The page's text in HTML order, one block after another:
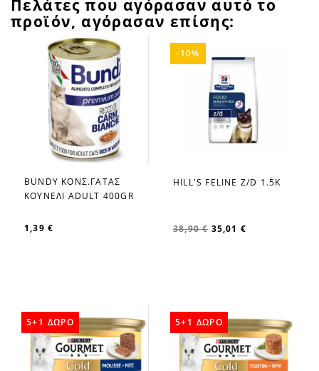
Πελάτες που αγόρασαν αυτό το
προϊόν, αγόρασαν επίσης:
favorite_border
BUNDY ΚΟΝΣ.ΓΑΤΑΣ
ΚΟΥΝΕΛΙ ADULT 400GR
1,39 €
favorite_border
HILL'S FELINE Z/D 1.5K
38,90 € 35,01 €
-10%
5+1 ΔΩΡΟ 5+1 ΔΩΡΟ